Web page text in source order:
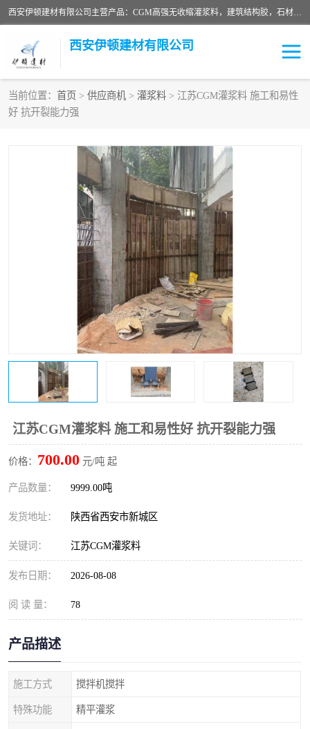
西安伊顿建材有限公司主营产品：CGM高强无收缩灌浆料，建筑结构胶，石材粘合剂，柔性防水材料，环氧修补砂浆等在各个行业得到了客户认可。
西安伊顿建材有限公司
当前位置： 首页 > 供应商机 > 灌浆料 > 江苏CGM灌浆料 施工和易性
好 抗开裂能力强
江苏CGM灌浆料 施工和易性好 抗开裂能力强
价格： 700.00 元/吨 起
产品数量： 9999.00吨
发货地址： 陕西省西安市新城区
关键词： 江苏CGM灌浆料
发布日期： 2026-08-08
阅 读 量： 78
产品描述
施工方式 搅拌机搅拌
特殊功能 精平灌浆
灌浆料
修补砂浆
水泥路面修补材料
瓷砖粘合剂 沥青冷补料
高延性混凝土 速凝剂
金刚砂
桥梁伸缩缝快速修补料 防静电不发火砂浆
加固砂浆
膨胀剂 混凝土防碳化涂料
融雪剂